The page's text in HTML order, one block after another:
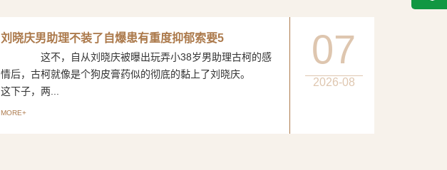
刘晓庆男助理不装了自爆患有重度抑郁索要5
这不，自从刘晓庆被曝出玩弄小38岁男助理古柯的感
情后，古柯就像是个狗皮膏药似的彻底的黏上了刘晓庆。
这下子，两...
MORE+
07
2026-08